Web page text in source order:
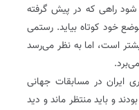
شود راهی که در پیش گرفته
خود کوتاه بیاید. رستمی
است، اما به نظر می‌رسد
ایران در مسابقات جهانی
و باید منتظر ماند و دید